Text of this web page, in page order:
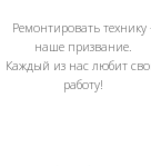
Ремонтировать технику
наше призвание.
Каждый из нас любит
работу!